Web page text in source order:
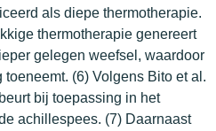
als diepe thermotherapie.
thermotherapie genereert
gelegen weefsel, waardoor
(6) Volgens Bito et al.
bij toepassing in het
achillespees. (7) Daarnaast